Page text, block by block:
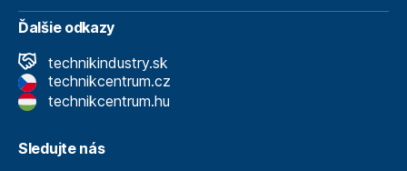
Ďalšie odkazy
technikindustry.sk
technikcentrum.cz
technikcentrum.hu
Sledujte nás